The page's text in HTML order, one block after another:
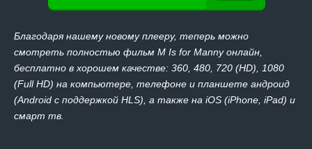
Благодаря нашему новому плееру, теперь можно
смотреть полностью фильм M Is for Manny онлайн,
бесплатно в хорошем качестве: 360, 480, 720 (HD), 1080
(Full HD) на компьютере, телефоне и планшете андроид
(Android с поддержкой HLS), а также на iOS (iPhone, iPad) и
смарт тв.